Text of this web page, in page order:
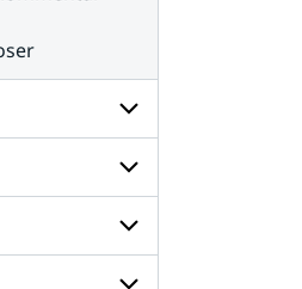
Undersidor
för
Radar
och
satellit
Undersidor
för
Väder